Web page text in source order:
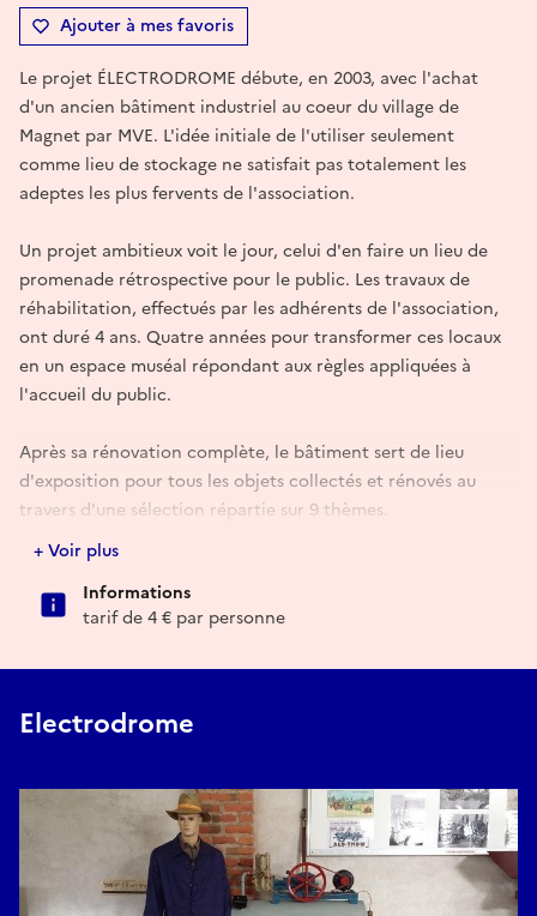
Ajouter à mes favoris
Le projet ÉLECTRODROME débute, en 2003, avec l'achat
d'un ancien bâtiment industriel au coeur du village de
Magnet par MVE. L'idée initiale de l'utiliser seulement
comme lieu de stockage ne satisfait pas totalement les
adeptes les plus fervents de l'association.
Un projet ambitieux voit le jour, celui d'en faire un lieu de
promenade rétrospective pour le public. Les travaux de
réhabilitation, effectués par les adhérents de l'association,
ont duré 4 ans. Quatre années pour transformer ces locaux
en un espace muséal répondant aux règles appliquées à
l'accueil du public.
Après sa rénovation complète, le bâtiment sert de lieu
d'exposition pour tous les objets collectés et rénovés au
travers d'une sélection répartie sur 9 thèmes.
Au coeur du parcours se dévoile le chapitre dominant des «
Trente Glorieuses », au lendemain de la Deuxième Guerre
mondiale, ces années qui vivent déjà au rythme des
Lors de son inauguration en 2007 l'ELECTRODROME® affiche
une double vocation de mémoire. Tout d'abord en
réalisées à Magnet en 1936-39 puis en 1952. La deuxième
mission est la projection dans l’avenir par l'intérêt aux
applications nouvelles, voire futures, de l’électricité, à la
domotique et aux innovations technologiques.
+ Voir plus
Informations
tarif de 4 € par personne
Electrodrome